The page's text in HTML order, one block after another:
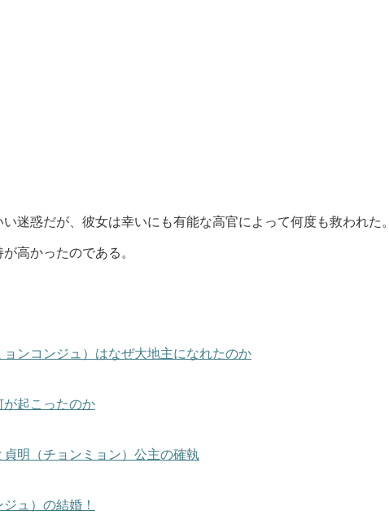
迷惑だが、彼女は幸いにも有能な高官によって何度も救われた。
高かったのである。
ョンコンジュ）はなぜ大地主になれたのか
が起こったのか
明（チョンミョン）公主の確執
ュ）の結婚！